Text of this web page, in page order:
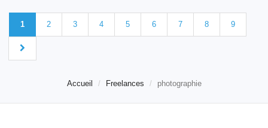
1 2 3 4 5 6 7 8 9
Accueil Freelances photographie